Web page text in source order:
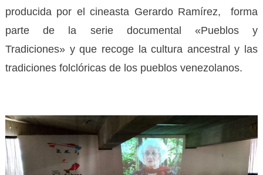
producida por el cineasta Gerardo Ramírez, forma
parte de la serie documental «Pueblos y
Tradiciones» y que recoge la cultura ancestral y las
tradiciones folclóricas de los pueblos venezolanos.